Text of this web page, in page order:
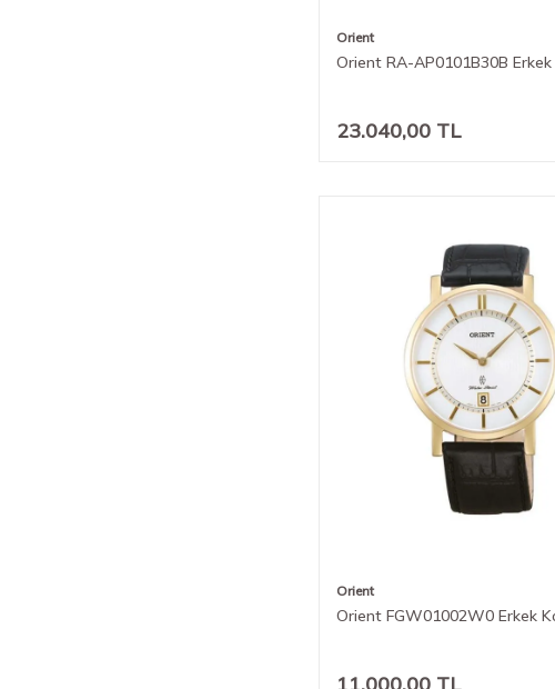
Orient
Orient RA-AP0101B30B
23.040,00 TL
Orient
Orient FGW01002W0 Erkek
11.000,00 TL